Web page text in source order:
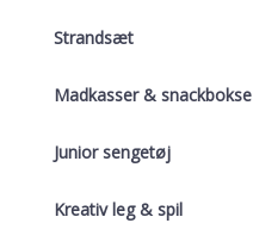
Strandsæt
Madkasser & snackbokse
Junior sengetøj
Kreativ leg & spil